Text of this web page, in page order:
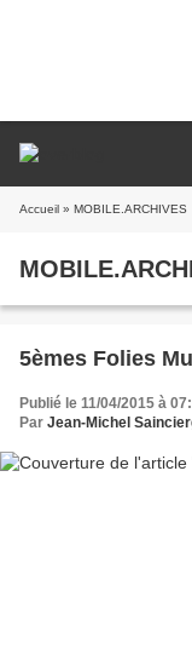
Accueil » MOBILE.ARCHIVES
5èmes Folies
Publié le 11/04/2015 à
Par Jean-Michel